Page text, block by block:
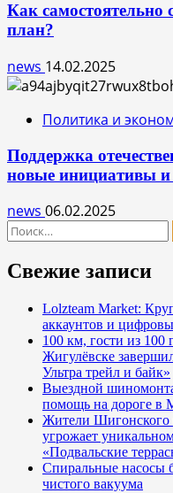
Как самостоятельно
план?
news 14.02.2025
Политика и
Поддержка
новые инициативы и
news 06.02.2025
Найти:
Свежие записи
Lolzteam Market:
аккаунтов и
100 км, гости из 100
Жигулёвске
Ультра трейл и байк»
Выездной
помощь на дороге в
Жители Шигонского
угрожает
«Подвальские
Спиральные насосы
чистого вакуума